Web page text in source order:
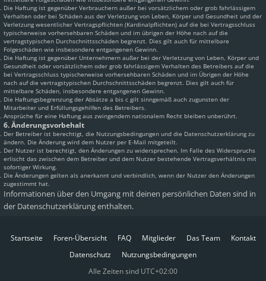
Die Haftung ist gegenüber Verbrauchern außer bei vorsätzlichem oder grob fahrlässigem
Verhalten oder bei Schäden aus der Verletzung von Leben, Körper und Gesundheit und der
Verletzung wesentlicher Vertragspflichten (Kardinalpflichten) auf die bei Vertragsschluss
typischerweise vorhersehbaren Schäden und im übrigen der Höhe nach auf die
vertragstypischen Durchschnittsschäden begrenzt. Dies gilt auch für mittelbare
Folgeschäden wie insbesondere entgangenen Gewinn.
Die Haftung ist gegenüber Unternehmern außer bei der Verletzung von Leben, Körper und
Gesundheit oder vorsätzlichem oder grob fahrlässigem Verhalten des Betreibers auf die
bei Vertragsschluss typischerweise vorhersehbaren Schäden und im Übrigen der Höhe
nach auf die vertragstypischen Durchschnittsschäden begrenzt. Dies gilt auch für
mittelbare Schäden, insbesondere entgangenen Gewinn.
Die Haftungsbegrenzung der Absätze a bis c gilt sinngemäß auch zugunsten der
Mitarbeiter und Erfüllungsgehilfen des Betreibers.
Ansprüche für eine Haftung aus zwingendem nationalem Recht bleiben unberührt.
6. Änderungsvorbehalt
Der Betreiber ist berechtigt, die Nutzungsbedingungen und die Datenschutzerklärung zu
ändern. Die Änderung wird dem Nutzer per E-Mail mitgeteilt.
Der Nutzer ist berechtigt, den Änderungen zu widersprechen. Im Falle des Widerspruchs
erlischt das zwischen dem Betreiber und dem Nutzer bestehende Vertragsverhältnis mit
sofortiger Wirkung.
Die Änderungen gelten als anerkannt und verbindlich, wenn der Nutzer den Änderungen
zugestimmt hat.
Informationen über den Umgang mit deinen persönlichen Daten sind in
der Datenschutzerklärung enthalten.
Startseite Foren-Übersicht FAQ Mitglieder Das Team
Kontakt
Datenschutz
Nutzungsbedingungen
Alle Zeiten sind UTC+02:00